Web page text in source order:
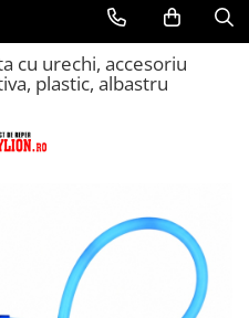
cu urechi, accesoriu
plastic, albastru